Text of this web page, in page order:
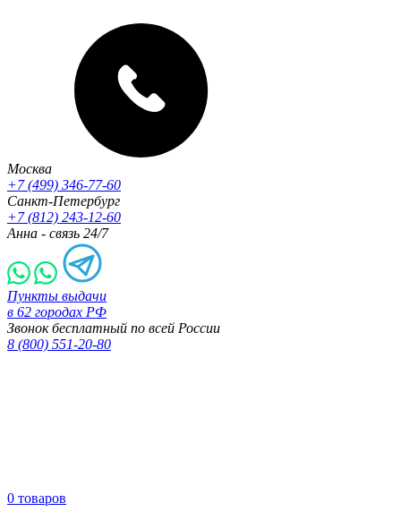
Москва
+7 (499) 346-77-60
Санкт-Петербург
+7 (812) 243-12-60
Анна - связь 24/7
Пункты выдачи
в 62 городах РФ
Звонок бесплатный по всей России
8 (800) 551-20-80
0 товаров